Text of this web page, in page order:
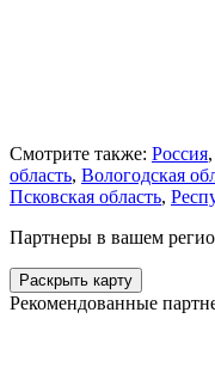
Смотрите также: Россия,
область, Вологодская
Псковская область,
Партнеры в вашем
Раскрыть карту
Рекомендованные